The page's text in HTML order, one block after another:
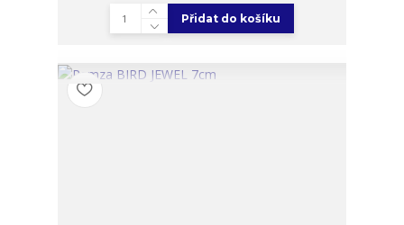
Přidat do košíku